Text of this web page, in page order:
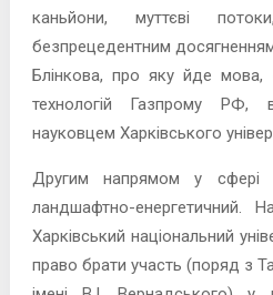
каньйони, муттєві
безпрецедентним
Блінкова, про яку йде мова,
технологій Газпрому РФ,
науковцем Харківського
Другим напрямом у сфері
ландшафтно-енергетичний.
Харківський національний
право брати участь (поряд з